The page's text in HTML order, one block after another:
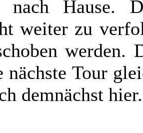
nach Hause.
weiter zu
nächste Tour
demnächst